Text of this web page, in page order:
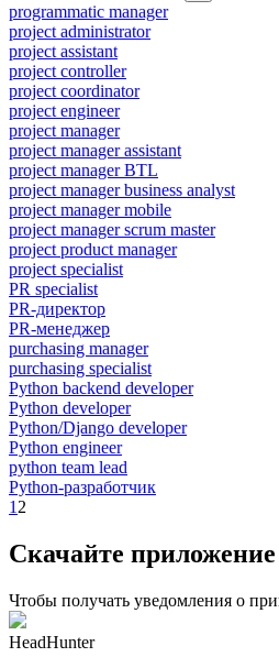
programmatic manager
project administrator
project assistant
project controller
project coordinator
project engineer
project manager
project manager assistant
project manager BTL
project manager business analyst
project manager mobile
project manager scrum master
project product manager
project specialist
PR specialist
PR-директор
PR-менеджер
purchasing manager
purchasing specialist
Python backend developer
Python developer
Python/Django developer
Python engineer
python team lead
Python-разработчик
1 2
Скачайте приложение
Чтобы получать уведомления о
HeadHunter